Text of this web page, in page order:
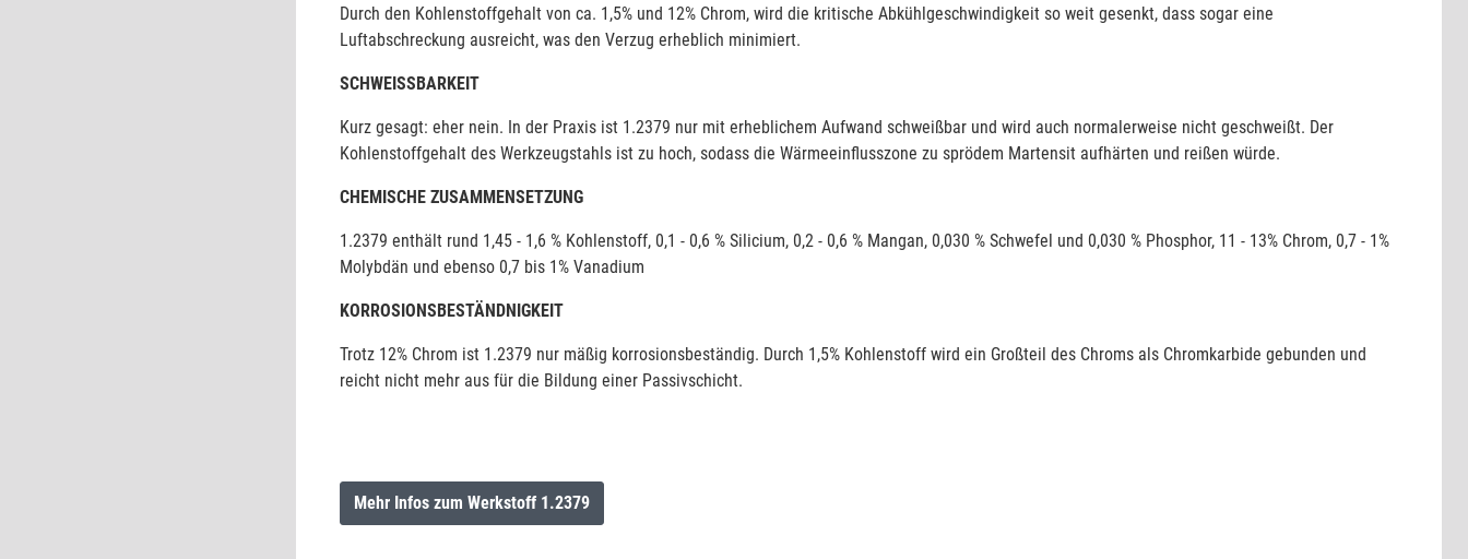
Durch den Kohlenstoffgehalt von ca. 1,5% und 12% Chrom, wird die kritische Abkühlgeschwindigkeit so weit gesenkt, dass sogar eine
Luftabschreckung ausreicht, was den Verzug erheblich minimiert.
SCHWEISSBARKEIT
Kurz gesagt: eher nein. In der Praxis ist 1.2379 nur mit erheblichem Aufwand schweißbar und wird auch normalerweise nicht geschweißt. Der
Kohlenstoffgehalt des Werkzeugstahls ist zu hoch, sodass die Wärmeeinflusszone zu sprödem Martensit aufhärten und reißen würde.
CHEMISCHE ZUSAMMENSETZUNG
1.2379 enthält rund 1,45 - 1,6 % Kohlenstoff, 0,1 - 0,6 % Silicium, 0,2 - 0,6 % Mangan, 0,030 % Schwefel und 0,030 % Phosphor, 11 - 13% Chrom, 0,7 - 1%
Molybdän und ebenso 0,7 bis 1% Vanadium
KORROSIONSBESTÄNDNIGKEIT
Trotz 12% Chrom ist 1.2379 nur mäßig korrosionsbeständig. Durch 1,5% Kohlenstoff wird ein Großteil des Chroms als Chromkarbide gebunden und
reicht nicht mehr aus für die Bildung einer Passivschicht.
Mehr Infos zum Werkstoff 1.2379